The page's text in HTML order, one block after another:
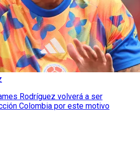
Rodríguez volverá a ser
Colombia por este motivo